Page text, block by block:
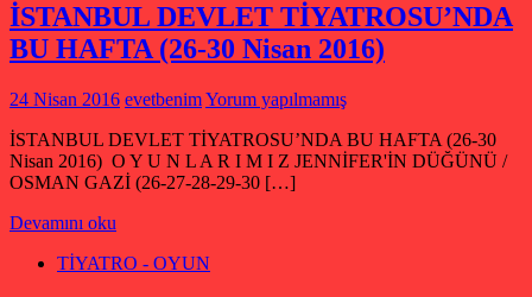
İSTANBUL DEVLET TİYATROSU’NDA
BU HAFTA (26-30 Nisan 2016)
24 Nisan 2016 evetbenimYorum yapılmamış
İSTANBUL DEVLET TİYATROSU’NDA BU HAFTA (26-30
Nisan 2016) O Y U N L A R I M I Z JENNİFER'İN DÜĞÜNÜ /
OSMAN GAZİ (26-27-28-29-30 […]
Devamını oku
TİYATRO - OYUN